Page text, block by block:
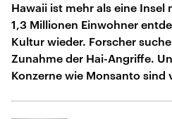
Hawaii ist mehr als eine Insel
1,3 Millionen Einwohner
Kultur wieder. Forscher
Zunahme der Hai-Angriffe.
Konzerne wie Monsanto sind